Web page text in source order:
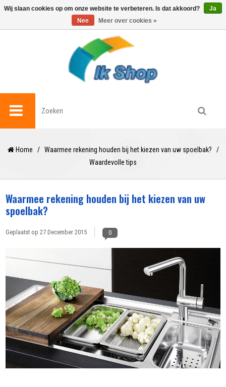
0
Home / Waarmee rekening houden bij het kiezen van uw spoelbak?
/
Waardevolle tips
Waarmee rekening houden bij het kiezen van uw
spoelbak?
Geplaatst op27 December 2015 0
Wij slaan cookies op om onze website te verbeteren. Is dat akkoord?
Ja
Nee
Meer over cookies »